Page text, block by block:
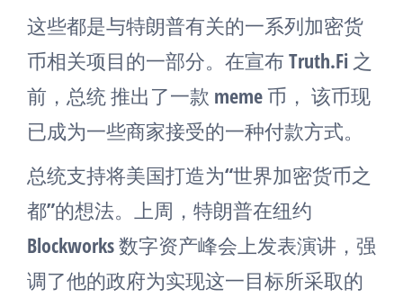
这些都是与特朗普有关的一系列加密货
币相关项目的一部分。在宣布 Truth.Fi 之
前，总统 推出了一款 meme 币， 该币现
已成为一些商家接受的一种付款方式。
总统支持将美国打造为“世界加密货币之
都”的想法。上周，特朗普在纽约
Blockworks 数字资产峰会上发表演讲，强
调了他的政府为实现这一目标所采取的